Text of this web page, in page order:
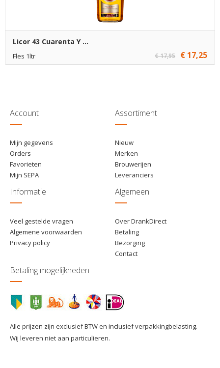
Licor 43 Cuarenta Y ...
Fles 1ltr € 17,95 € 17,25
Account
Mijn gegevens
Orders
Favorieten
Mijn SEPA
Assortiment
Nieuw
Merken
Brouwerijen
Leveranciers
Informatie
Veel gestelde vragen
Algemene voorwaarden
Privacy policy
Algemeen
Over DrankDirect
Betaling
Bezorging
Contact
Betaling mogelijkheden
Alle prijzen zijn exclusief BTW en inclusief verpakkingbelasting.
Wij leveren niet aan particulieren.